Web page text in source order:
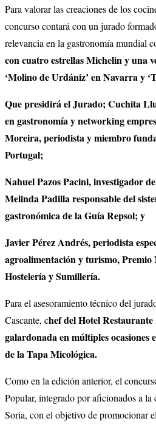
Para valorar las creaciones de los
concurso contará con un jurado
relevancia en la gastronomía mundial
con cuatro estrellas Michelin y una
‘Molino de Urdániz’ en Navarra y
Que presidirá el Jurado; Cuchita
en gastronomía y networking
Moreira, periodista y miembro
Portugal;
Nahuel Pazos Pacini, investigador
Melinda Padilla responsable del
gastronómica de la Guía Repsol; y
Javier Pérez Andrés, periodista
agroalimentación y turismo, Premio
Hostelería y Sumillería.
Para el asesoramiento técnico del
Cascante, chef del Hotel Restaurante
galardonada en múltiples ocasiones
de la Tapa Micológica.
Como en la edición anterior, el
Popular, integrado por aficionados a
Soria, con el objetivo de promocionar